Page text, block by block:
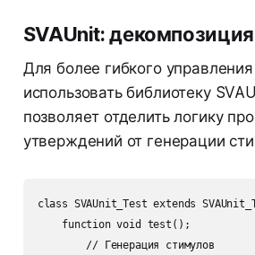
SVAUnit:
Для более гибкого
использовать библиотеку
позволяет отделить логику
утверждений от генерации
class SVAUnit_Test extends
    function void test();
        // Генерация стимулов